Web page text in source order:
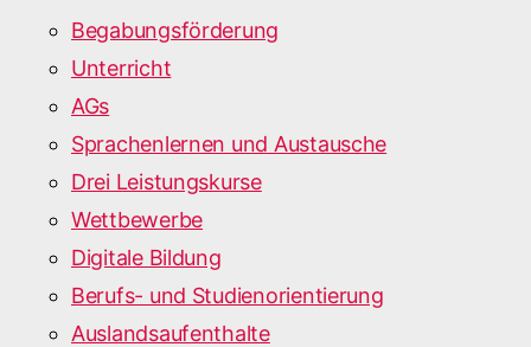
Begabungsförderung
Unterricht
AGs
Sprachenlernen und Austausche
Drei Leistungskurse
Wettbewerbe
Digitale Bildung
Berufs- und Studienorientierung
Auslandsaufenthalte